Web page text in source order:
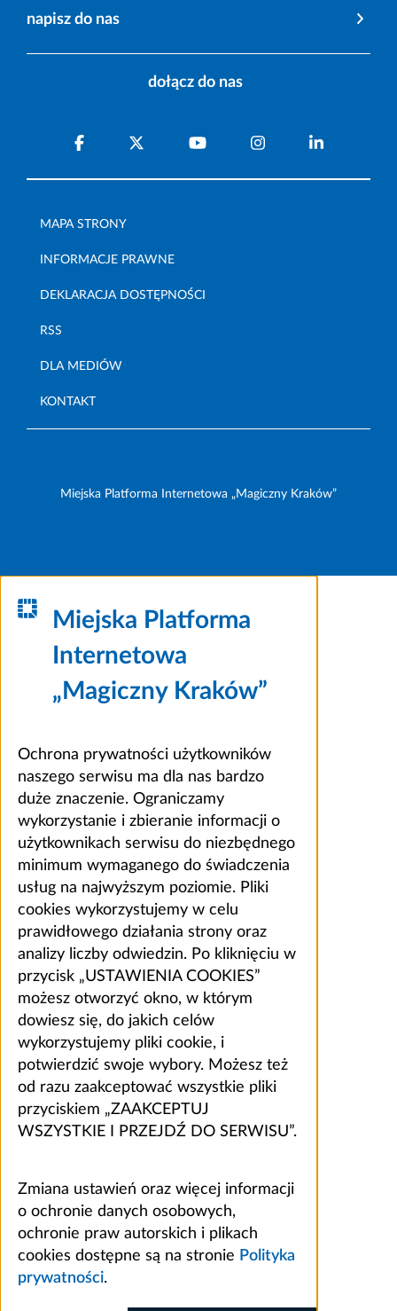
napisz do nas
dołącz do nas
MAPA STRONY
INFORMACJE PRAWNE
DEKLARACJA DOSTĘPNOŚCI
RSS
DLA MEDIÓW
KONTAKT
Miejska Platforma Internetowa „Magiczny Kraków”
Miejska Platforma
Internetowa
„Magiczny Kraków”
Ochrona prywatności użytkowników
naszego serwisu ma dla nas bardzo
duże znaczenie. Ograniczamy
wykorzystanie i zbieranie informacji o
użytkownikach serwisu do niezbędnego
minimum wymaganego do świadczenia
usług na najwyższym poziomie. Pliki
cookies wykorzystujemy w celu
prawidłowego działania strony oraz
analizy liczby odwiedzin. Po kliknięciu w
przycisk „USTAWIENIA COOKIES”
możesz otworzyć okno, w którym
dowiesz się, do jakich celów
wykorzystujemy pliki cookie, i
potwierdzić swoje wybory. Możesz też
od razu zaakceptować wszystkie pliki
przyciskiem „ZAAKCEPTUJ
WSZYSTKIE I PRZEJDŹ DO SERWISU”.
Zmiana ustawień oraz więcej informacji
o ochronie danych osobowych,
ochronie praw autorskich i plikach
cookies dostępne są na stronie Polityka
prywatności.